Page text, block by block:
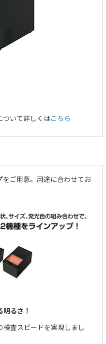
ついて詳しくはこちら
ご用意。用途に合わせてお
るさ！
査スピードを実現しまし